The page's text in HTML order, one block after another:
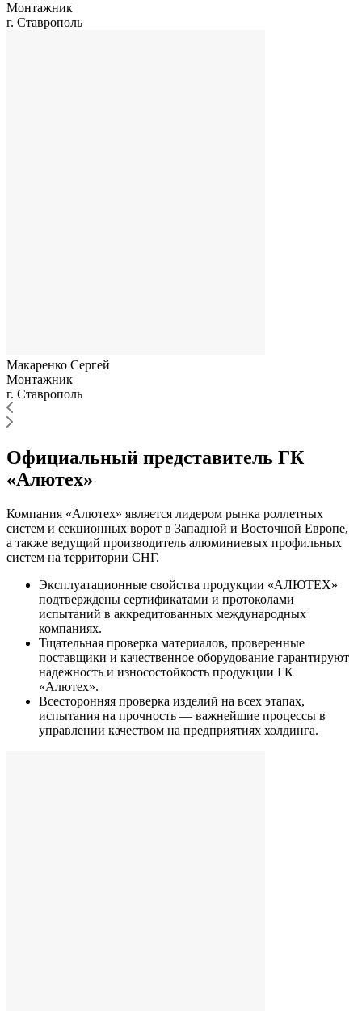
Монтажник
г. Ставрополь
Макаренко Сергей
Монтажник
г. Ставрополь
Официальный представитель ГК
«Алютех»
Компания «Алютех» является лидером рынка роллетных
систем и секционных ворот в Западной и Восточной Европе,
а также ведущий производитель алюминиевых профильных
систем на территории СНГ.
Эксплуатационные свойства продукции «АЛЮТЕХ»
подтверждены сертификатами и протоколами
испытаний в аккредитованных международных
компаниях.
Тщательная проверка материалов, проверенные
поставщики и качественное оборудование гарантируют
надежность и износостойкость продукции ГК
«Алютех».
Всесторонняя проверка изделий на всех этапах,
испытания на прочность — важнейшие процессы в
управлении качеством на предприятиях холдинга.